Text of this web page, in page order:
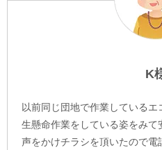
K
以前同じ団地で作業している
生懸命作業をしている姿をみ
声をかけチラシを頂いたので